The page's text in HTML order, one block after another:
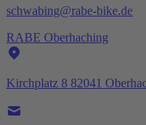
schwabing@rabe-bike.de
RABE Oberhaching
Kirchplatz 8 82041